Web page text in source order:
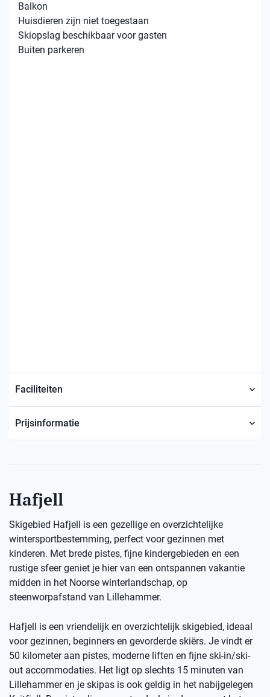
Balkon
Huisdieren zijn niet toegestaan
Skiopslag beschikbaar voor gasten
Buiten parkeren
Faciliteiten
Prijsinformatie
Hafjell
Skigebied Hafjell is een gezellige en overzichtelijke
wintersportbestemming, perfect voor gezinnen met
kinderen. Met brede pistes, fijne kindergebieden en een
rustige sfeer geniet je hier van een ontspannen vakantie
midden in het Noorse winterlandschap, op
steenworpafstand van Lillehammer.
Hafjell is een vriendelijk en overzichtelijk skigebied, ideaal
voor gezinnen, beginners en gevorderde skiërs. Je vindt er
50 kilometer aan pistes, moderne liften en fijne ski-in/ski-
out accommodaties. Het ligt op slechts 15 minuten van
Lillehammer en je skipas is ook geldig in het nabijgelegen